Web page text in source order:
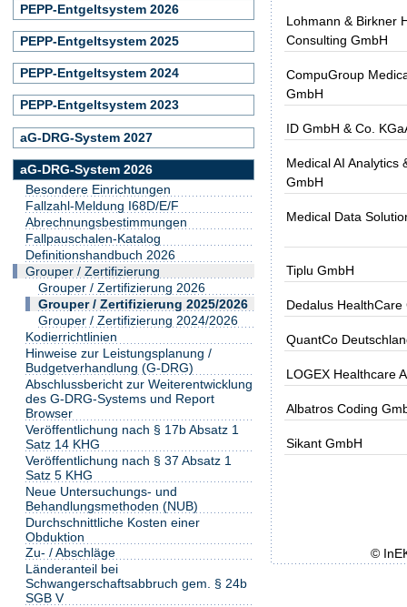
Lohmann & Birkner
Consulting GmbH
CompuGroup
GmbH
ID GmbH & Co.
Medical AI Analytics
GmbH
Medical Data
Tiplu GmbH
Dedalus HealthCare
QuantCo
LOGEX Healthcare
Albatros Coding
Sikant GmbH
PEPP-Entgeltsystem 2026
PEPP-Entgeltsystem 2025
PEPP-Entgeltsystem 2024
PEPP-Entgeltsystem 2023
aG-DRG-System 2027
aG-DRG-System 2026
Besondere Einrichtungen
Fallzahl-Meldung I68D/E/F
Abrechnungsbestimmungen
Fallpauschalen-Katalog
Definitionshandbuch 2026
Grouper / Zertifizierung
Grouper / Zertifizierung 2026
Grouper / Zertifizierung 2025/2026
Grouper / Zertifizierung 2024/2026
Kodierrichtlinien
Hinweise zur Leistungsplanung /
Budgetverhandlung (G-DRG)
Abschlussbericht zur Weiterentwicklung
des G-DRG-Systems und Report
Browser
Veröffentlichung nach § 17b Absatz 1
Satz 14 KHG
Veröffentlichung nach § 37 Absatz 1
Satz 5 KHG
Neue Untersuchungs- und
Behandlungsmethoden (NUB)
Durchschnittliche Kosten einer
Obduktion
Zu- / Abschläge
Länderanteil bei
Schwangerschaftsabbruch gem. § 24b
SGB V
©